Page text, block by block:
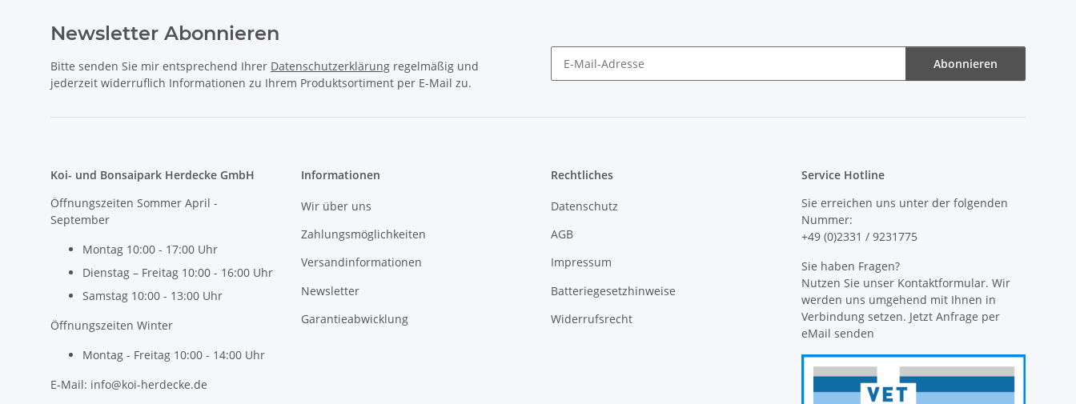
Newsletter Abonnieren
Bitte senden Sie mir entsprechend Ihrer Datenschutzerklärung regelmäßig und
jederzeit widerruflich Informationen zu Ihrem Produktsortiment per E-Mail zu.
Abonnieren
Koi- und Bonsaipark Herdecke GmbH
Öffnungszeiten Sommer April -
September
Montag 10:00 - 17:00 Uhr
Dienstag – Freitag 10:00 - 16:00 Uhr
Samstag 10:00 - 13:00 Uhr
Öffnungszeiten Winter
Montag - Freitag 10:00 - 14:00 Uhr
E-Mail: info@koi-herdecke.de
Informationen
Wir über uns
Zahlungsmöglichkeiten
Versandinformationen
Newsletter
Garantieabwicklung
Rechtliches
Datenschutz
AGB
Impressum
Batteriegesetzhinweise
Widerrufsrecht
Service Hotline
Sie erreichen uns unter der folgenden
Nummer:
+49 (0)2331 / 9231775
Sie haben Fragen?
Nutzen Sie unser Kontaktformular. Wir
werden uns umgehend mit Ihnen in
Verbindung setzen. Jetzt Anfrage per
eMail senden